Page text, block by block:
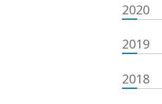
2020
2019
2018